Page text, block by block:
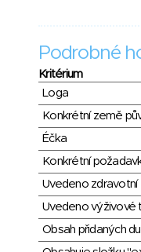
Podrobné
Kritérium
Loga
Konkrétní země
Éčka
Konkrétní
Uvedeno zdravotní
Uvedeno výživové
Obsah přidaných